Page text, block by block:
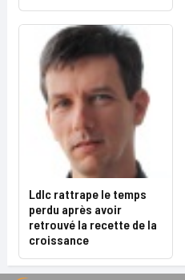
Ldlc rattrape le temps
perdu après avoir
retrouvé la recette de la
croissance